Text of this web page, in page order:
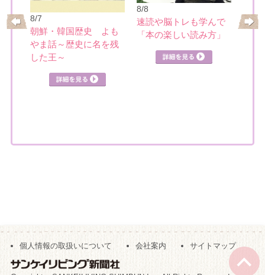
ぐ
8/7
朝鮮・韓国歴史 よも
やま話～歴史に名を残
した王～
8/8
速読や脳トレも学んで
「本の楽しい読み方」
8/10
詳細を見る
詳細を見る
個人情報の取扱いについて 会社案内 サイトマップ